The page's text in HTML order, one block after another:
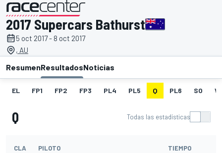
presentado por
2017 Supercars Bathurst
5 oct 2017 - 8 oct 2017
, AU
ResumenResultadosNoticias
EL FP1 FP2 FP3 PL4 PL5 Q PL6 SO W
Q Todas las estadísticas
CLA PILOTO TIEMPO